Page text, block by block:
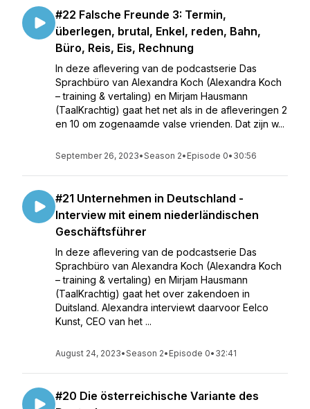
#22 Falsche Freunde 3: Termin,
überlegen, brutal, Enkel, reden, Bahn,
Büro, Reis, Eis, Rechnung
In deze aflevering van de podcastserie Das
Sprachbüro van Alexandra Koch (Alexandra Koch
– training & vertaling) en Mirjam Hausmann
(TaalKrachtig) gaat het net als in de afleveringen 2
en 10 om zogenaamde valse vrienden. Dat zijn w...
September 26, 2023•Season 2• Episode 0• 30:56
#21 Unternehmen in Deutschland -
Interview mit einem niederländischen
Geschäftsführer
In deze aflevering van de podcastserie Das
Sprachbüro van Alexandra Koch (Alexandra Koch
– training & vertaling) en Mirjam Hausmann
(TaalKrachtig) gaat het over zakendoen in
Duitsland. Alexandra interviewt daarvoor Eelco
Kunst, CEO van het ...
August 24, 2023•Season 2• Episode 0• 32:41
#20 Die österreichische Variante des